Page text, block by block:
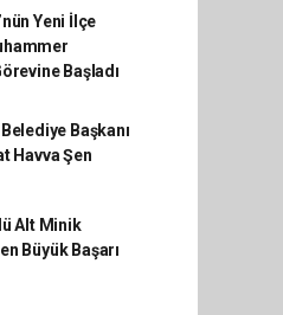
Yeni İlçe
Başladı
Başkanı
Havva Şen
Alt Minik
Büyük Başarı